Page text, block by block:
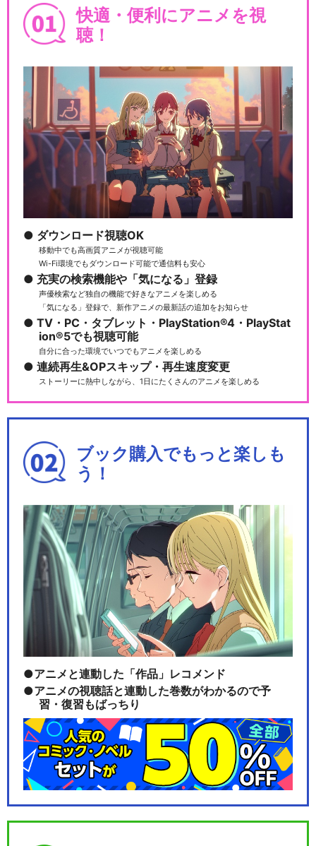
快適・便利にアニメを視
聴！
ダウンロード視聴OK
移動中でも高画質アニメが視聴可能
Wi-Fi環境でもダウンロード可能で通信料も安心
充実の検索機能や「気になる」登録
声優検索など独自の機能で好きなアニメを楽しめる
「気になる」登録で、新作アニメの最新話の追加をお知らせ
TV・PC・タブレット・PlayStation®4・PlayStat
ion®5でも視聴可能
自分に合った環境でいつでもアニメを楽しめる
連続再生&OPスキップ・再生速度変更
ストーリーに熱中しながら、1日にたくさんのアニメを楽しめる
ブック購入でもっと楽しも
う！
アニメと連動した「作品」レコメンド
アニメの視聴話と連動した巻数がわかるので予
習・復習もばっちり